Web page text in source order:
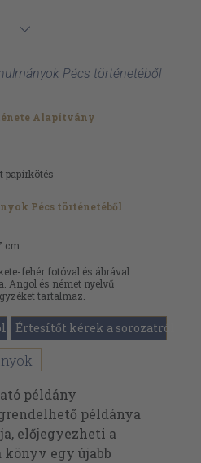
Pécs történetéből
Alapítvány
papírkötés
Pécs történetéből
cm
fehér fotóval és ábrával
Angol és német nyelvű
tartalmaz.
Értesítőt kérek a sorozatról
példány
példánya
előjegyezheti a
egy újabb